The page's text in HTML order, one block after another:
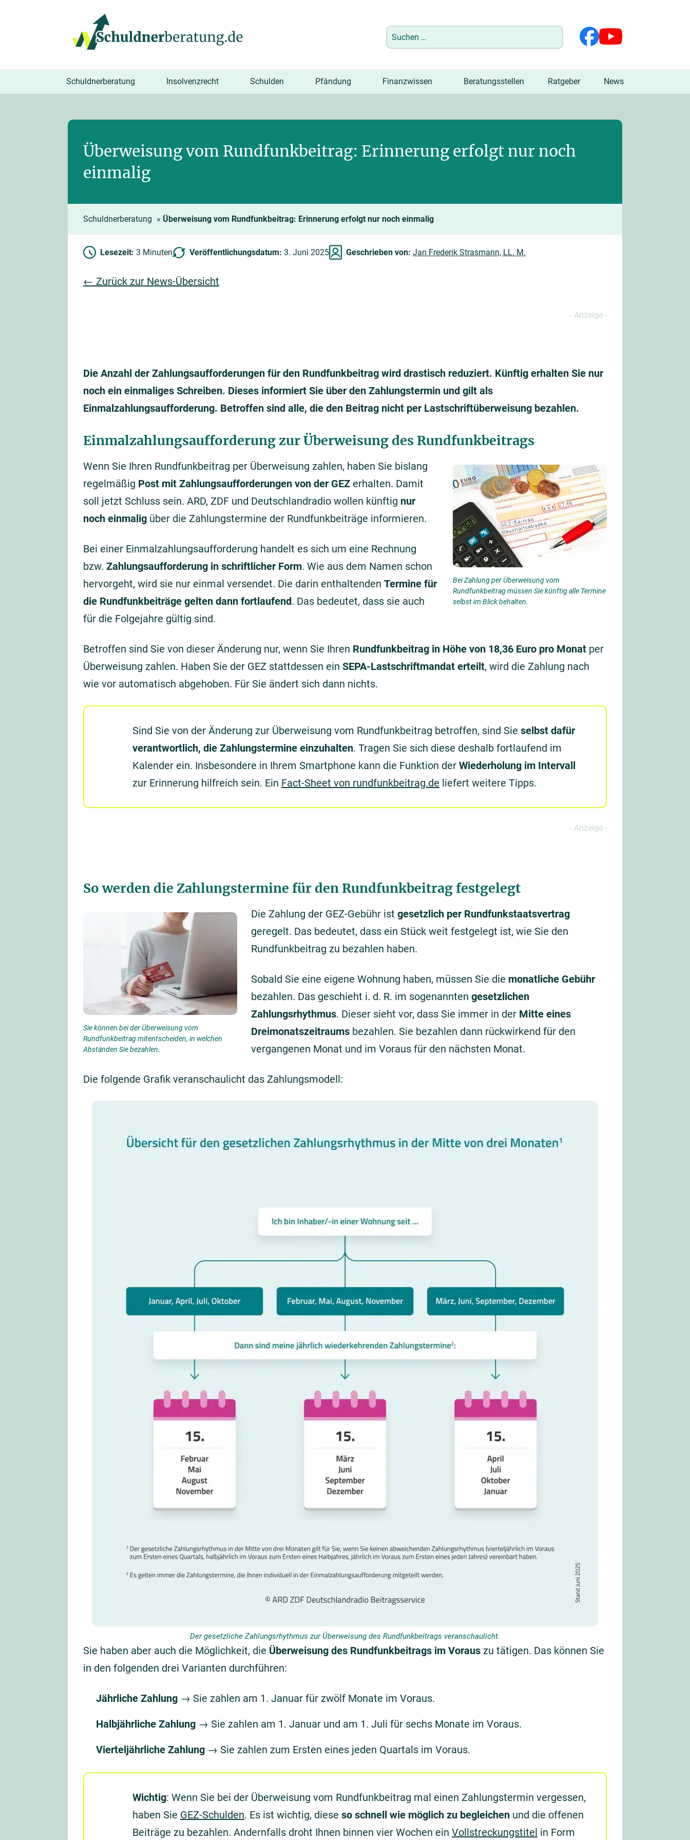
Suchen
nach:
Schuldnerberatung Insolvenzrecht Schulden Pfändung Finanzwissen Beratungsstellen Ratgeber News
Überweisung vom Rundfunkbeitrag: Erinnerung erfolgt nur noch
einmalig
Schuldnerberatung » Überweisung vom Rundfunkbeitrag: Erinnerung erfolgt nur noch einmalig
Lesezeit: 3 Minuten Veröffentlichungsdatum: 3. Juni 2025 Geschrieben von: Jan Frederik Strasmann, LL. M.
← Zurück zur News-Übersicht
Die Anzahl der Zahlungsaufforderungen für den Rundfunkbeitrag wird drastisch reduziert. Künftig erhalten Sie nur
noch ein einmaliges Schreiben. Dieses informiert Sie über den Zahlungstermin und gilt als
Einmalzahlungsaufforderung. Betroffen sind alle, die den Beitrag nicht per Lastschriftüberweisung bezahlen.
Einmalzahlungsaufforderung zur Überweisung des Rundfunkbeitrags
Bei Zahlung per Überweisung vom
Rundfunkbeitrag müssen Sie künftig alle Termine
selbst im Blick behalten.
Wenn Sie Ihren Rundfunkbeitrag per Überweisung zahlen, haben Sie bislang
regelmäßig Post mit Zahlungsaufforderungen von der GEZ erhalten. Damit
soll jetzt Schluss sein. ARD, ZDF und Deutschlandradio wollen künftig nur
noch einmalig über die Zahlungstermine der Rundfunkbeiträge informieren.
Bei einer Einmalzahlungsaufforderung handelt es sich um eine Rechnung
bzw. Zahlungsaufforderung in schriftlicher Form. Wie aus dem Namen schon
hervorgeht, wird sie nur einmal versendet. Die darin enthaltenden Termine für
die Rundfunkbeiträge gelten dann fortlaufend. Das bedeutet, dass sie auch
für die Folgejahre gültig sind.
Betroffen sind Sie von dieser Änderung nur, wenn Sie Ihren Rundfunkbeitrag in Höhe von 18,36 Euro pro Monat per
Überweisung zahlen. Haben Sie der GEZ stattdessen ein SEPA-Lastschriftmandat erteilt, wird die Zahlung nach
wie vor automatisch abgehoben. Für Sie ändert sich dann nichts.
Sind Sie von der Änderung zur Überweisung vom Rundfunkbeitrag betroffen, sind Sie selbst dafür
verantwortlich, die Zahlungstermine einzuhalten. Tragen Sie sich diese deshalb fortlaufend im
Kalender ein. Insbesondere in Ihrem Smartphone kann die Funktion der Wiederholung im Intervall
zur Erinnerung hilfreich sein. Ein Fact-Sheet von rundfunkbeitrag.de liefert weitere Tipps.
So werden die Zahlungstermine für den Rundfunkbeitrag festgelegt
Sie können bei der Überweisung vom
Rundfunkbeitrag mitentscheiden, in welchen
Abständen Sie bezahlen.
Die Zahlung der GEZ-Gebühr istgesetzlich per Rundfunkstaatsvertrag
geregelt. Das bedeutet, dass ein Stück weit festgelegt ist, wie Sie den
Rundfunkbeitrag zu bezahlen haben.
Sobald Sie eine eigene Wohnung haben, müssen Sie die monatliche Gebühr
bezahlen. Das geschieht i. d. R. im sogenanntengesetzlichen
Zahlungsrhythmus. Dieser sieht vor, dass Sie immer in der Mitte eines
Dreimonatszeitraums bezahlen. Sie bezahlen dann rückwirkend für den
vergangenen Monat und im Voraus für den nächsten Monat.
Die folgende Grafik veranschaulicht das Zahlungsmodell:
Der gesetzliche Zahlungsrhythmus zur Überweisung des Rundfunkbeitrags veranschaulicht.
Sie haben aber auch die Möglichkeit, die Überweisung des Rundfunkbeitrags im Voraus zu tätigen. Das können Sie
in den folgenden drei Varianten durchführen:
Jährliche Zahlung → Sie zahlen am 1. Januar für zwölf Monate im Voraus.
Halbjährliche Zahlung → Sie zahlen am 1. Januar und am 1. Juli für sechs Monate im Voraus.
Vierteljährliche Zahlung → Sie zahlen zum Ersten eines jeden Quartals im Voraus.
Wichtig: Wenn Sie bei der Überweisung vom Rundfunkbeitrag mal einen Zahlungstermin vergessen,
haben Sie GEZ-Schulden. Es ist wichtig, diese so schnell wie möglich zu begleichen und die offenen
Beiträge zu bezahlen. Andernfalls droht Ihnen binnen vier Wochen ein Vollstreckungstitel in Form